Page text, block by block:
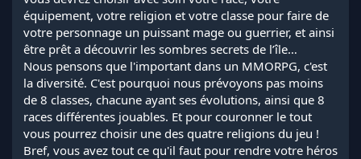
équipement, votre religion et votre classe pour faire de
votre personnage un puissant mage ou guerrier, et ainsi
être prêt a découvrir les sombres secrets de l’île…
Nous pensons que l'important dans un MMORPG, c'est
la diversité. C'est pourquoi nous prévoyons pas moins
de 8 classes, chacune ayant ses évolutions, ainsi que 8
races différentes jouables. Et pour couronner le tout
vous pourrez choisir une des quatre religions du jeu !
Bref, vous avez tout ce qu'il faut pour rendre votre héros